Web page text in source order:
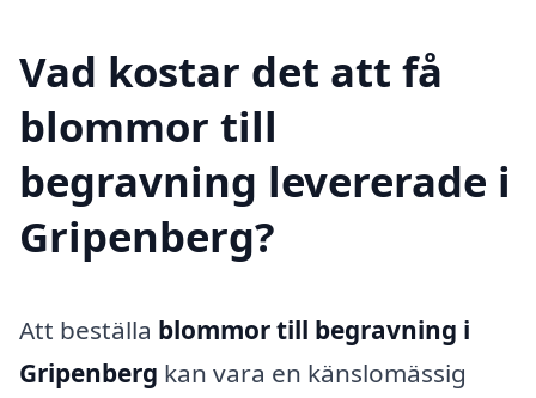
Vad kostar det att få
blommor till
begravning levererade i
Gripenberg?
Att beställa blommor till begravning i
Gripenberg kan vara en känslomässig